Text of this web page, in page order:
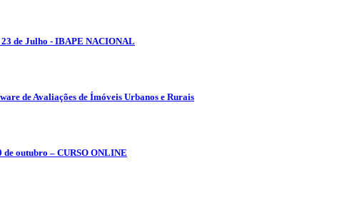
de Julho - IBAPE NACIONAL
de Avaliações de Ímóveis Urbanos e Rurais
de outubro – CURSO ONLINE